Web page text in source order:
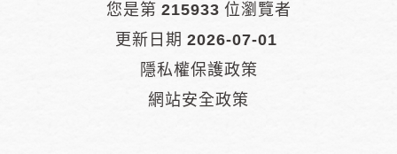
您是第 215933 位瀏覽者
更新日期 2026-07-01
隱私權保護政策
網站安全政策